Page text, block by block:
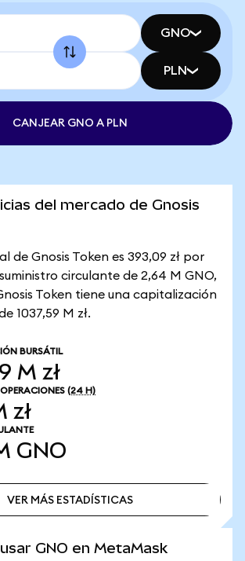
GNO
PLN
CANJEAR GNO A PLN
del mercado de Gnosis
de Gnosis Token es 393,09 zł por
circulante de 2,64 M GNO,
Token tiene una capitalización
1037,59 M zł.
BURSÁTIL
M zł
(24 H)
zł
GNO
VER MÁS ESTADÍSTICAS
GNO en MetaMask